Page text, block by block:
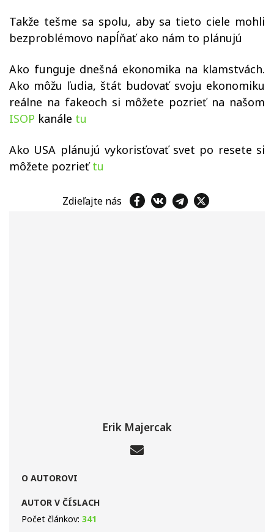
Takže tešme sa spolu, aby sa tieto ciele mohli
bezproblémovo napĺňať ako nám to plánujú
Ako funguje dnešná ekonomika na klamstvách.
Ako môžu ľudia, štát budovať svoju ekonomiku
reálne na fakeoch si môžete pozrieť na našom
ISOP kanále tu
Ako USA plánujú vykorisťovať svet po resete si
môžete pozrieťtu
Zdieľajte nás
Erik Majercak
O AUTOROVI
AUTOR V ČÍSLACH
Počet článkov: 341